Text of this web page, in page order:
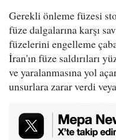
Gerekli önleme füzesi
füze dalgalarına karşı
füzelerini engelleme
İran'ın füze saldırıları
ve yaralanmasına yol
unsurlara zarar verdi